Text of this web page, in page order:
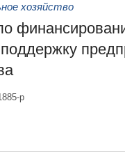
хозяйство
р